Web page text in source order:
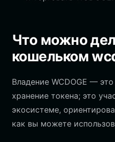
Что можно
кошельком
Владение WCDOGE —
хранение токена; это
экосистеме,
как вы можете